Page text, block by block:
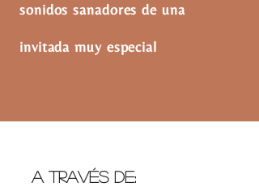
sonidos sanadores de una
invitada muy especial
A través de: